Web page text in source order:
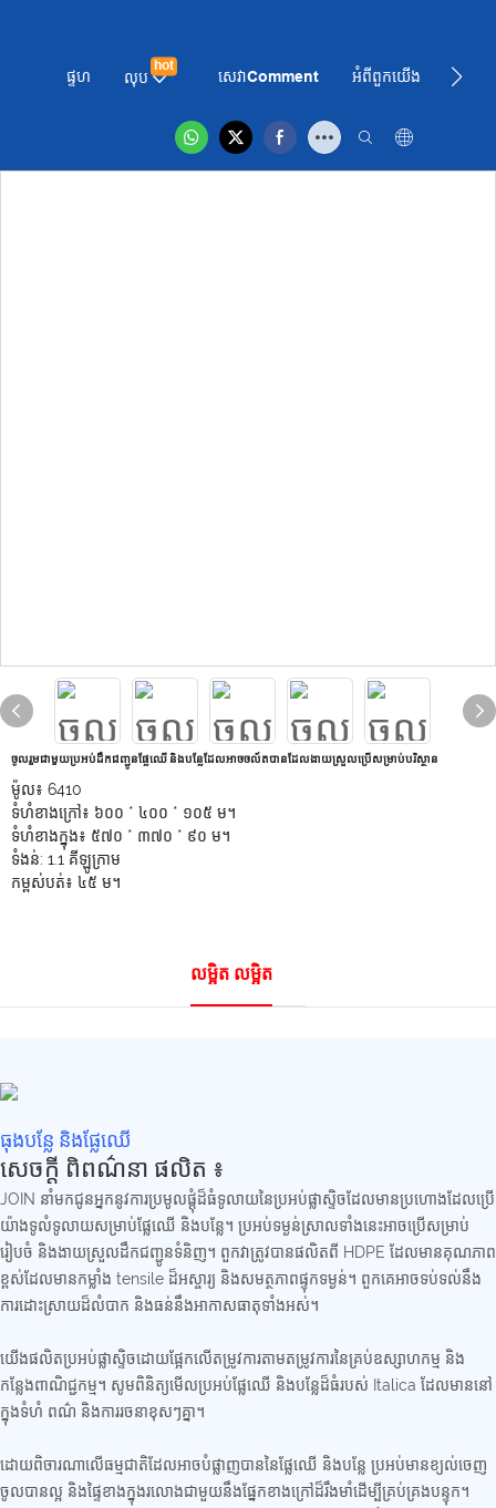
ផ្ទហ លុប
hot
សេវាComment អំពី​ពួក​យើង ព័ត៌មា
ចូលរួមជាមួយប្រអប់ដឹកជញ្ជូនផ្លែឈើ និងបន្លែដែលអាចចល័តបានដែលងាយស្រួលប្រើសម្រាប់បរិស្ថាន
ម៉ូល៖ 6410
ទំហំខាងក្រៅ៖ ៦០០ * ៤០០ * ១០៥ ម។
ទំហំខាងក្នុង៖ ៥៧០ * ៣៧០ * ៩០ ម។
ទំងន់: 1.1 គីឡូក្រាម
កម្ពស់បត់៖ ៤៥ ម។
លម្អិត លម្អិត
ធុងបន្លែ និងផ្លែឈើ
សេចក្ដី ពិពណ៌នា ផលិត ៖
JOIN នាំមកជូនអ្នកនូវការប្រមូលផ្ដុំដ៏ធំទូលាយនៃប្រអប់ផ្លាស្ទិចដែលមានប្រហោងដែលប្រើ
យ៉ាងទូលំទូលាយសម្រាប់ផ្លែឈើ និងបន្លែ។ ប្រអប់​ទម្ងន់​ស្រាល​ទាំងនេះ​អាច​ប្រើ​សម្រាប់​
រៀបចំ និង​ងាយស្រួល​ដឹកជញ្ជូន​ទំនិញ។ ពួកវាត្រូវបានផលិតពី HDPE ដែលមានគុណភាព
ខ្ពស់ដែលមានកម្លាំង tensile ដ៏អស្ចារ្យ និងសមត្ថភាពផ្ទុកទម្ងន់។ ពួកគេអាចទប់ទល់នឹង
ការដោះស្រាយដ៏លំបាក និងធន់នឹងអាកាសធាតុទាំងអស់។
យើងផលិតប្រអប់ផ្លាស្ទិចដោយផ្អែកលើតម្រូវការតាមតម្រូវការនៃគ្រប់ឧស្សាហកម្ម និង
កន្លែងពាណិជ្ជកម្ម។ សូមពិនិត្យមើលប្រអប់ផ្លែឈើ និងបន្លែដ៏ធំរបស់ Italica ដែលមាននៅ
ក្នុងទំហំ ពណ៌ និងការរចនាខុសៗគ្នា។
ដោយពិចារណាលើធម្មជាតិដែលអាចបំផ្លាញបាននៃផ្លែឈើ និងបន្លែ ប្រអប់មានខ្យល់ចេញ
ចូលបានល្អ និងផ្ទៃខាងក្នុងរលោងជាមួយនឹងផ្នែកខាងក្រៅដ៏រឹងមាំដើម្បីគ្រប់គ្រងបន្ទុក។